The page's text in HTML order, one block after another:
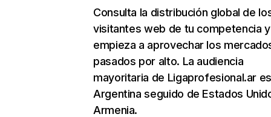
Consulta la distribución global de
visitantes web de tu competencia y
empieza a aprovechar los
pasados por alto. La audiencia
mayoritaria de Ligaprofesional.ar
Argentina seguido de Estados
Armenia.